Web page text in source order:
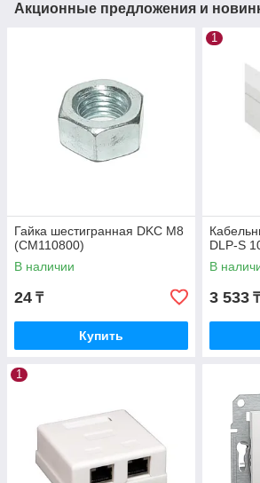
Акционные предложения и
Гайка шестигранная DKC М8
(CM110800)
В наличии
24 ₸
Купить
1
DLP-S
В
3 533 ₸
1